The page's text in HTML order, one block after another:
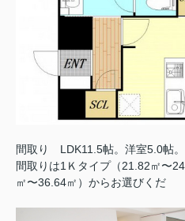
間取り LDK11.5帖。洋室5.0帖。
間取りは1Ｋタイプ（21.82㎡〜
㎡〜36.64㎡）からお選びくだ